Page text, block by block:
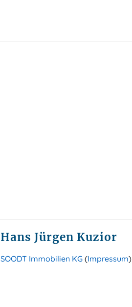
Hans Jürgen Kuzior
SOODT Immobilien KG (Impressum)